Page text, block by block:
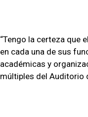
“Tengo la certeza que
en cada una de sus
académicas y
múltiples del Auditorio